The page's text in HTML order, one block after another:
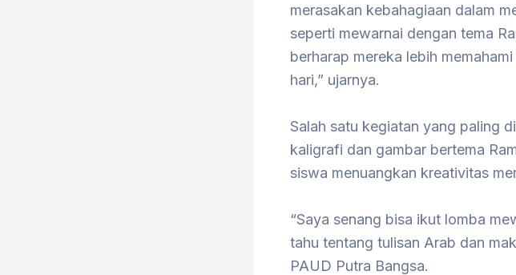
merasakan kebahagiaan dalam
seperti mewarnai dengan tema
berharap mereka lebih
hari,” ujarnya.
Salah satu kegiatan yang paling
kaligrafi dan gambar bertema
siswa menuangkan kreativitas
“Saya senang bisa ikut lomba
tahu tentang tulisan Arab dan
PAUD Putra Bangsa.